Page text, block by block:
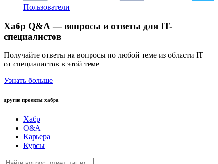
Пользователи
Хабр Q&A — вопросы и ответы для IT-
специалистов
Получайте ответы на вопросы по любой теме из области IT
от специалистов в этой теме.
Узнать больше
другие проекты хабра
Хабр
Q&A
Карьера
Курсы